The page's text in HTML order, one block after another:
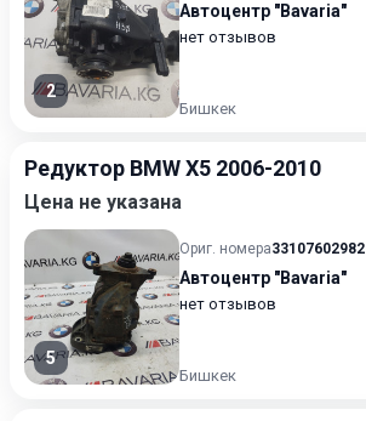
2
Автоцентр "Bavaria"
нет отзывов
Бишкек
Редуктор BMW X5 2006-2010
Цена не указана
5
Ориг. номера33107602982
Автоцентр "Bavaria"
нет отзывов
Бишкек